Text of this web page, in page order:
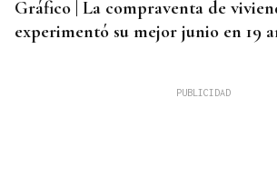
Gráfico | La compraventa de
experimentó su mejor junio en 19